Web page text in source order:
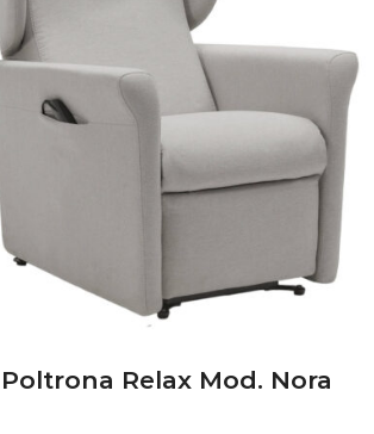
Poltrona Relax Mod. Nora